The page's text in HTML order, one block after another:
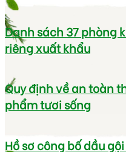
Danh sách 37 phòng
riêng xuất khẩu
Quy định về an toàn
phẩm tươi sống
Hồ sơ công bố dầu